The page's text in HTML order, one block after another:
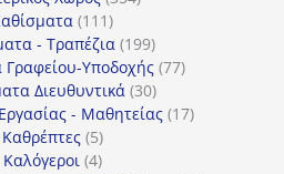
111111
προϊόντα
- Τραπέζια 199199
προϊόντα
Γραφείου-Υποδοχής 7777
Διευθυντικά 3030
προϊόντα
- Μαθητείας 1717
Καθρέπτες 55
προϊόντα
Καλόγεροι 44